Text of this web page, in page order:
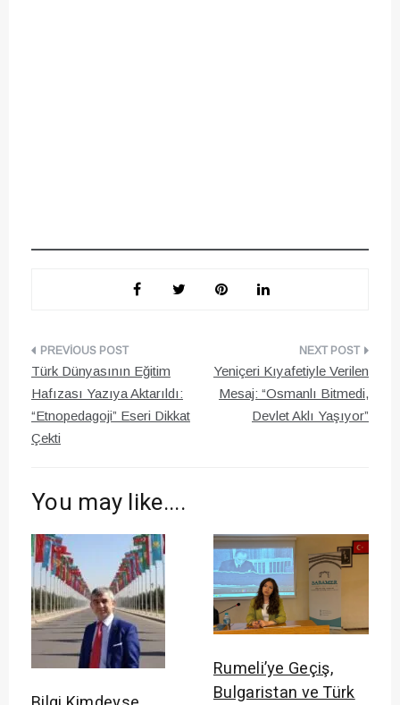
Yazı
gezinmesi
Türk Dünyasının Eğitim
Hafızası Yazıya Aktarıldı:
“Etnopedagoji” Eseri Dikkat
Çekti
Yeniçeri Kıyafetiyle Verilen
Mesaj: “Osmanlı Bitmedi,
Devlet Aklı Yaşıyor”
You may like....
Rumeli’ye Geçiş,
Bulgaristan ve Türk